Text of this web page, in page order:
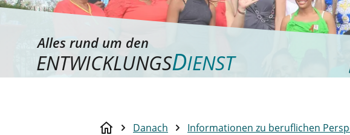
Alles rund um den
ENTWICKLUNGSDIENST
Danach Informationen zu beruflichen